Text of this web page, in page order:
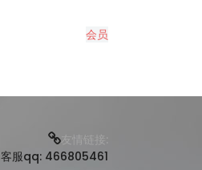
会员
友情链接:
客服qq: 466805461